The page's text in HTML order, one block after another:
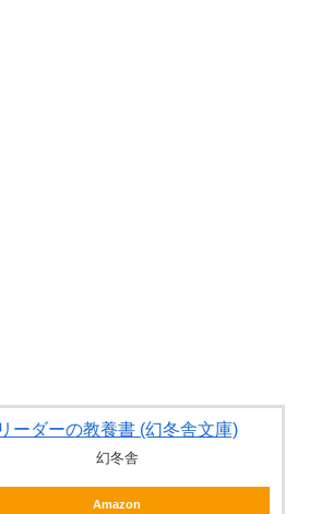
リーダーの教養書 (幻冬舎文庫)
幻冬舎
Amazon